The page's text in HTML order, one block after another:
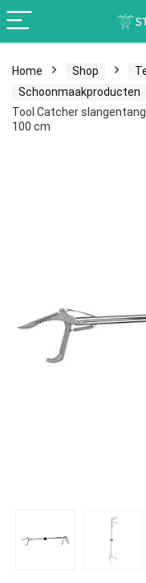
Home Shop
Schoonmaakproducten
Tool Catcher
100 cm